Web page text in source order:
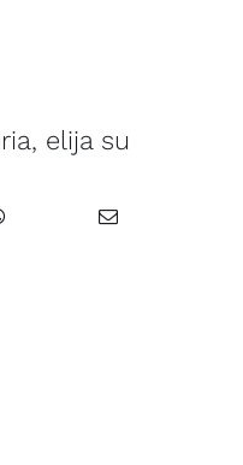
elija su